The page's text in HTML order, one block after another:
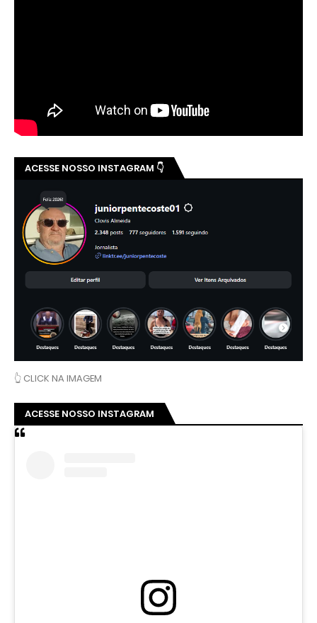
ACESSE NOSSO INSTAGRAM 👇
👆 CLICK NA IMAGEM
ACESSE NOSSO INSTAGRAM